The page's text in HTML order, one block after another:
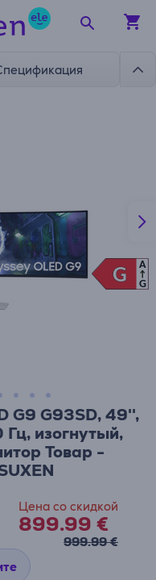
G9 G93SD, 49'',
изогнутый,
Товар -
Цена со скидкой
899.99 €
999.99 €
G
G
A
G